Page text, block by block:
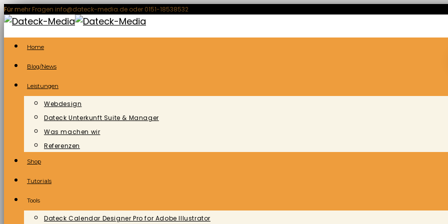
Zum
Inhalt
springen
Für mehr Fragen info@dateck-media.de oder 0151-18538532
Home
Blog/News
Leistungen
Webdesign
Dateck Unterkunft Suite & Manager
Was machen wir
Referenzen
Shop
Tutorials
Tools
Dateck Calendar Designer Pro for Adobe Illustrator